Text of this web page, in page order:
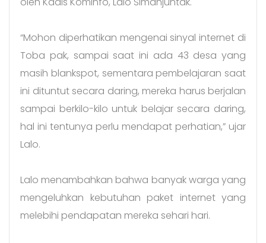
“Mohon diperhatikan mengenai sinyal internet di
Toba pak, sampai saat ini ada 43 desa yang
masih blankspot, sementara pembelajaran saat
ini dituntut secara daring, mereka harus berjalan
sampai berkilo-kilo untuk belajar secara daring,
hal ini tentunya perlu mendapat perhatian,” ujar
Lalo.
Lalo menambahkan bahwa banyak warga yang
mengeluhkan kebutuhan paket internet yang
melebihi pendapatan mereka sehari hari.